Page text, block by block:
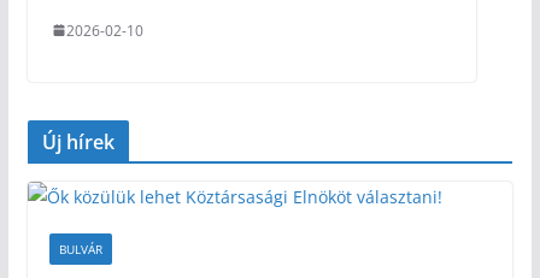
2026-02-10
Új hírek
BULVÁR